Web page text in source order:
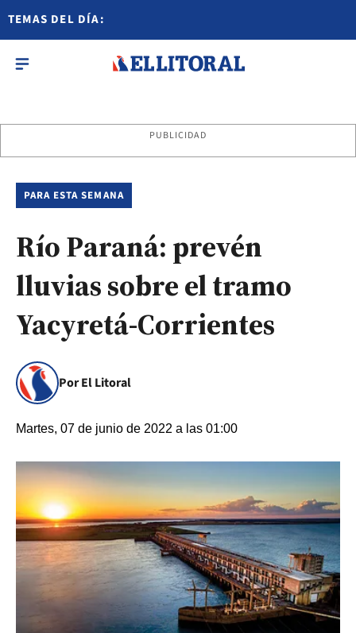
TEMAS DEL DÍA:
PUBLICIDAD
PARA ESTA SEMANA
Río Paraná: prevén
lluvias sobre el tramo
Yacyretá-Corrientes
Por El Litoral
Martes, 07 de junio de 2022 a las 01:00